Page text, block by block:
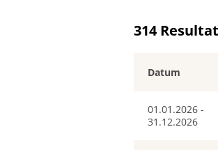
314
Datum
01.01.2026 -
31.12.2026